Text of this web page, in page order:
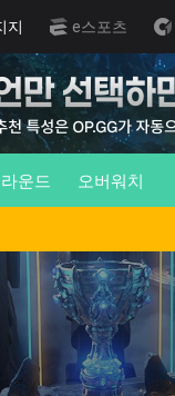
지 e스포츠
운드 오버워치